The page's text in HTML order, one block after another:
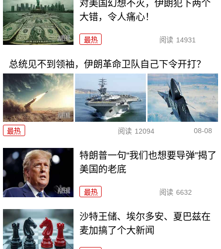
对美国幻想不灭，伊朗犯下两个
大错，令人痛心！
最热 阅读 14931
总统见不到领袖，伊朗革命卫队自己下令开打？
最热 阅读 12094 08-08
特朗普一句“我们也想要导弹”揭了
美国的老底
最热 阅读 6632
沙特王储、埃尔多安、夏巴兹在
麦加搞了个大新闻